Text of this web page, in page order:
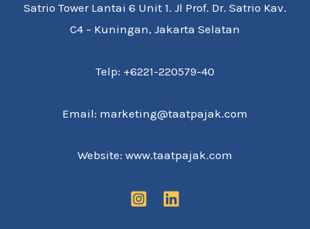
Satrio Tower Lantai 6 Unit 1. Jl Prof. Dr. Satrio Kav.
C4 – Kuningan, Jakarta Selatan
Telp: +6221-220579-40
Email: marketing@taatpajak.com
Website: www.taatpajak.com